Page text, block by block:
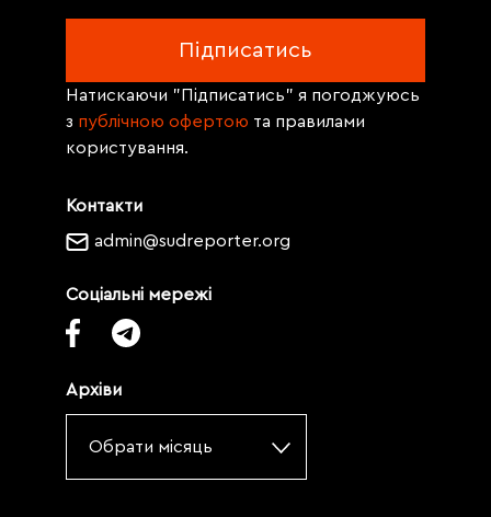
Контакти
admin@sudreporter.org
Соціальні мережі
Архіви
Обрати місяць
Натискаючи "Підписатись" я погоджуюсь
з публічною офертою та правилами
користування.